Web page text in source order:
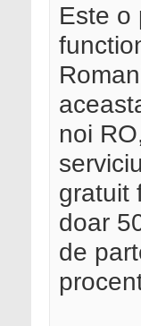
Este o
noi
gratuit
doar
de